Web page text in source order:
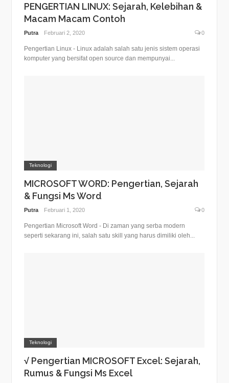
PENGERTIAN LINUX: Sejarah, Kelebihan &
Macam Macam Contoh
Putra Februari 2, 2020 0
Pengertian Linux - Linux adalah salah satu jenis sistem operasi
komputer yang bersifat open source dan mempunyai...
Teknologi
MICROSOFT WORD: Pengertian, Sejarah
& Fungsi Ms Word
Putra Februari 1, 2020 0
Pengertian Microsoft Word - Di zaman yang serba modern
seperti sekarang ini, salah satu skill yang harus dimiliki oleh...
Teknologi
√ Pengertian MICROSOFT Excel: Sejarah,
Rumus & Fungsi Ms Excel